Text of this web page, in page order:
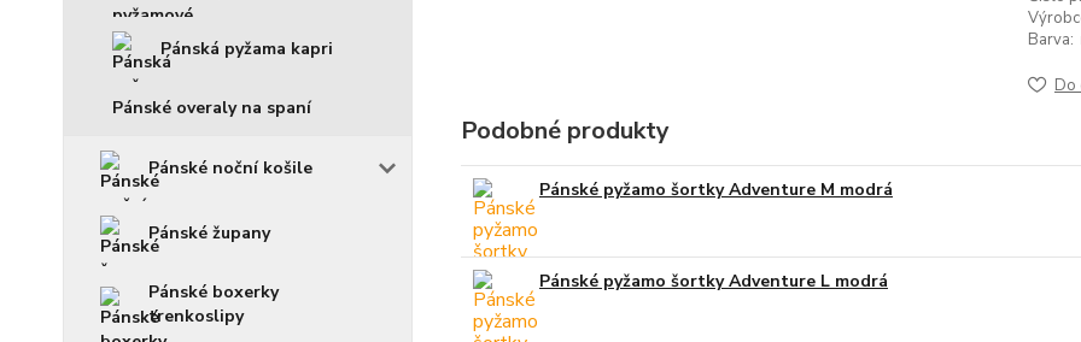
Pánská pyžama kapri
Pánské overaly na spaní
Pánské noční košile
Pánské župany
Pánské boxerky
trenkoslipy
Barva:
Do
Podobné produkty
Pánské pyžamo šortky Adventure M modrá
Pánské pyžamo šortky Adventure L modrá